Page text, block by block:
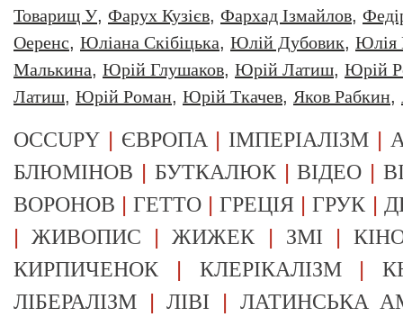
Товарищ У, Фарух Кузієв, Фархад Ізмайлов,
Оеренс, Юліана Скібіцька, Юлій Дубовик, Юлія
Малькина, Юрiй Глушаков, Юрiй Латиш, Юрiй
Латиш, Юрій Роман, Юрій Ткачев, Яков Рабкин,
OCCUPY | ЄВРОПА | ІМПЕРІАЛІЗМ |
БЛЮМІНОВ | БУТКАЛЮК|ВІДЕО |
ВОРОНОВ |ГЕТТО |ГРЕЦІЯ |ГРУК |
|ЖИВОПИС |ЖИЖЕК | ЗМІ |
КИРПИЧЕНОК | КЛЕРІКАЛІЗМ|
ЛІБЕРАЛІЗМ |ЛІВІ | ЛАТИНСЬКА